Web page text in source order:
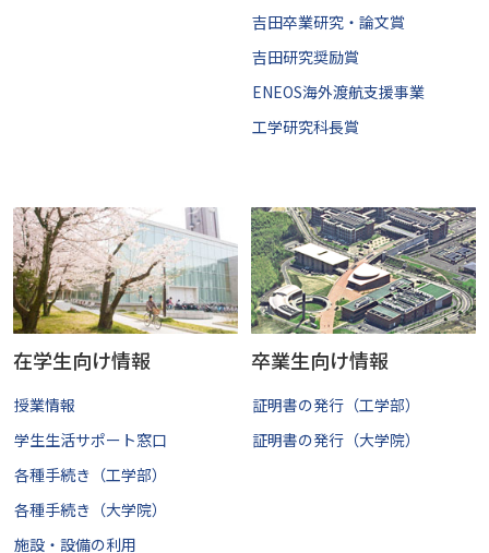
吉田卒業研究・論文賞
吉田研究奨励賞
ENEOS海外渡航支援事業
工学研究科長賞
在学生向け情報
授業情報
学生生活サポート窓口
各種手続き（工学部）
各種手続き（大学院）
施設・設備の利用
卒業生向け情報
証明書の発行（工学部）
証明書の発行（大学院）